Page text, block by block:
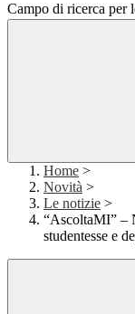
Campo di ricerca per
Home >
Novità >
Le notizie >
“AscoltaMI” –
studentesse e